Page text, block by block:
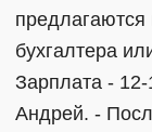
бухгалтера
Зарплата - 12-
Андрей. -